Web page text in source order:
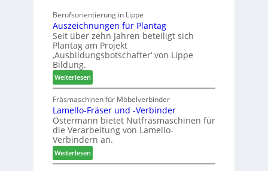
e
n
a
u
f
ü
r
W
e
m
h
ö
n
e
r
c
h
e
n
s
t
a
u
r
a
u
m
-
S
o
Berufsorientierung in Lippe
Auszeichnungen für Plantag
Seit über zehn Jahren beteiligt sich
Plantag am Projekt
‚Ausbildungsbotschafter‘ von Lippe
Bildung.
Weiterlesen:
A
u
s
z
e
i
c
h
Fräsmaschinen für Möbelverbinder
Lamello-Fräser und -Verbinder
Ostermann bietet Nutfräsmaschinen für
die Verarbeitung von Lamello-
Verbindern an.
Weiterlesen:
L